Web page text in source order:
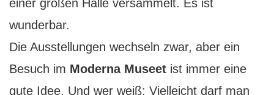
einer großen Halle versammelt. Es ist
wunderbar.
Die Ausstellungen wechseln zwar, aber ein
Besuch im Moderna Museet ist immer eine
gute Idee. Und wer weiß: Vielleicht darf man